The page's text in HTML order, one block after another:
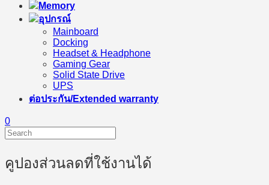
Memory
อุปกรณ์
Mainboard
Docking
Headset & Headphone
Gaming Gear
Solid State Drive
UPS
ต่อประกัน/Extended warranty
0
คูปองส่วนลดที่ใช้งานได้